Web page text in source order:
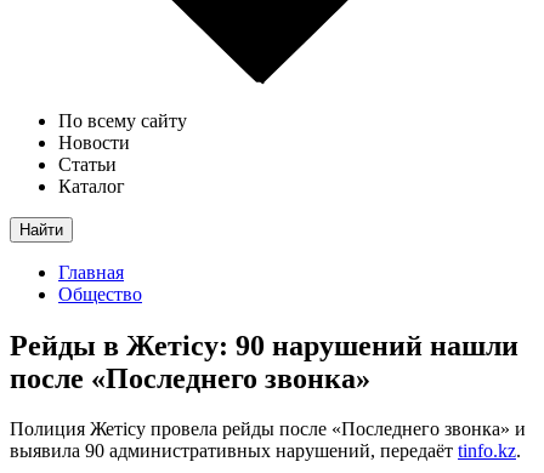
По всему сайту
Новости
Статьи
Каталог
Найти
Главная
Общество
Рейды в Жетісу: 90 нарушений нашли
после «Последнего звонка»
Полиция Жетісу провела рейды после «Последнего звонка» и
выявила 90 административных нарушений, передаёт tinfo.kz.